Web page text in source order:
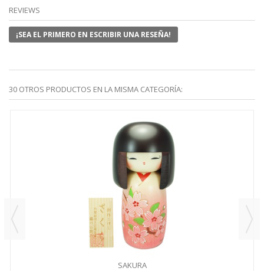
REVIEWS
¡SEA EL PRIMERO EN ESCRIBIR UNA RESEÑA!
30 OTROS PRODUCTOS EN LA MISMA CATEGORÍA:
SAKURA